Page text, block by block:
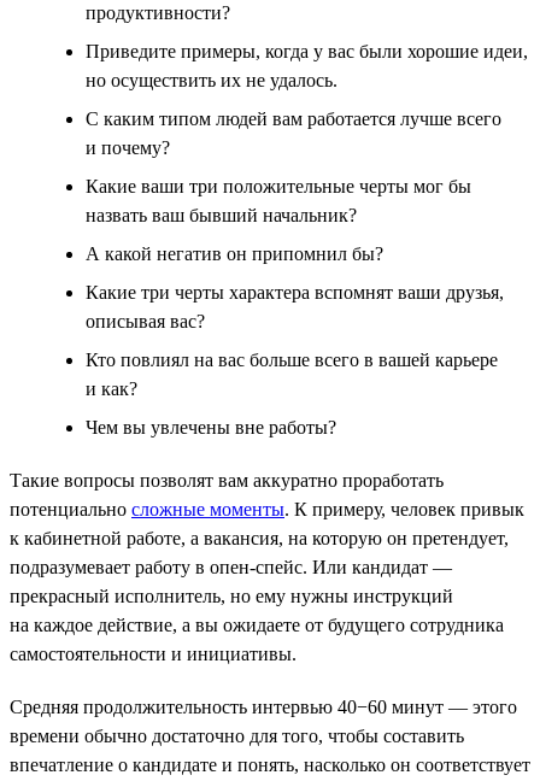
продуктивности?
Приведите примеры, когда у вас были хорошие идеи,
но осуществить их не удалось.
С каким типом людей вам работается лучше всего
и почему?
Какие ваши три положительные черты мог бы
назвать ваш бывший начальник?
А какой негатив он припомнил бы?
Какие три черты характера вспомнят ваши друзья,
описывая вас?
Кто повлиял на вас больше всего в вашей карьере
и как?
Чем вы увлечены вне работы?
Такие вопросы позволят вам аккуратно проработать
потенциально сложные моменты. К примеру, человек привык
к кабинетной работе, а вакансия, на которую он претендует,
подразумевает работу в опен-спейс. Или кандидат —
прекрасный исполнитель, но ему нужны инструкций
на каждое действие, а вы ожидаете от будущего сотрудника
самостоятельности и инициативы.
Средняя продолжительность интервью 40−60 минут — этого
времени обычно достаточно для того, чтобы составить
впечатление о кандидате и понять, насколько он соответствует